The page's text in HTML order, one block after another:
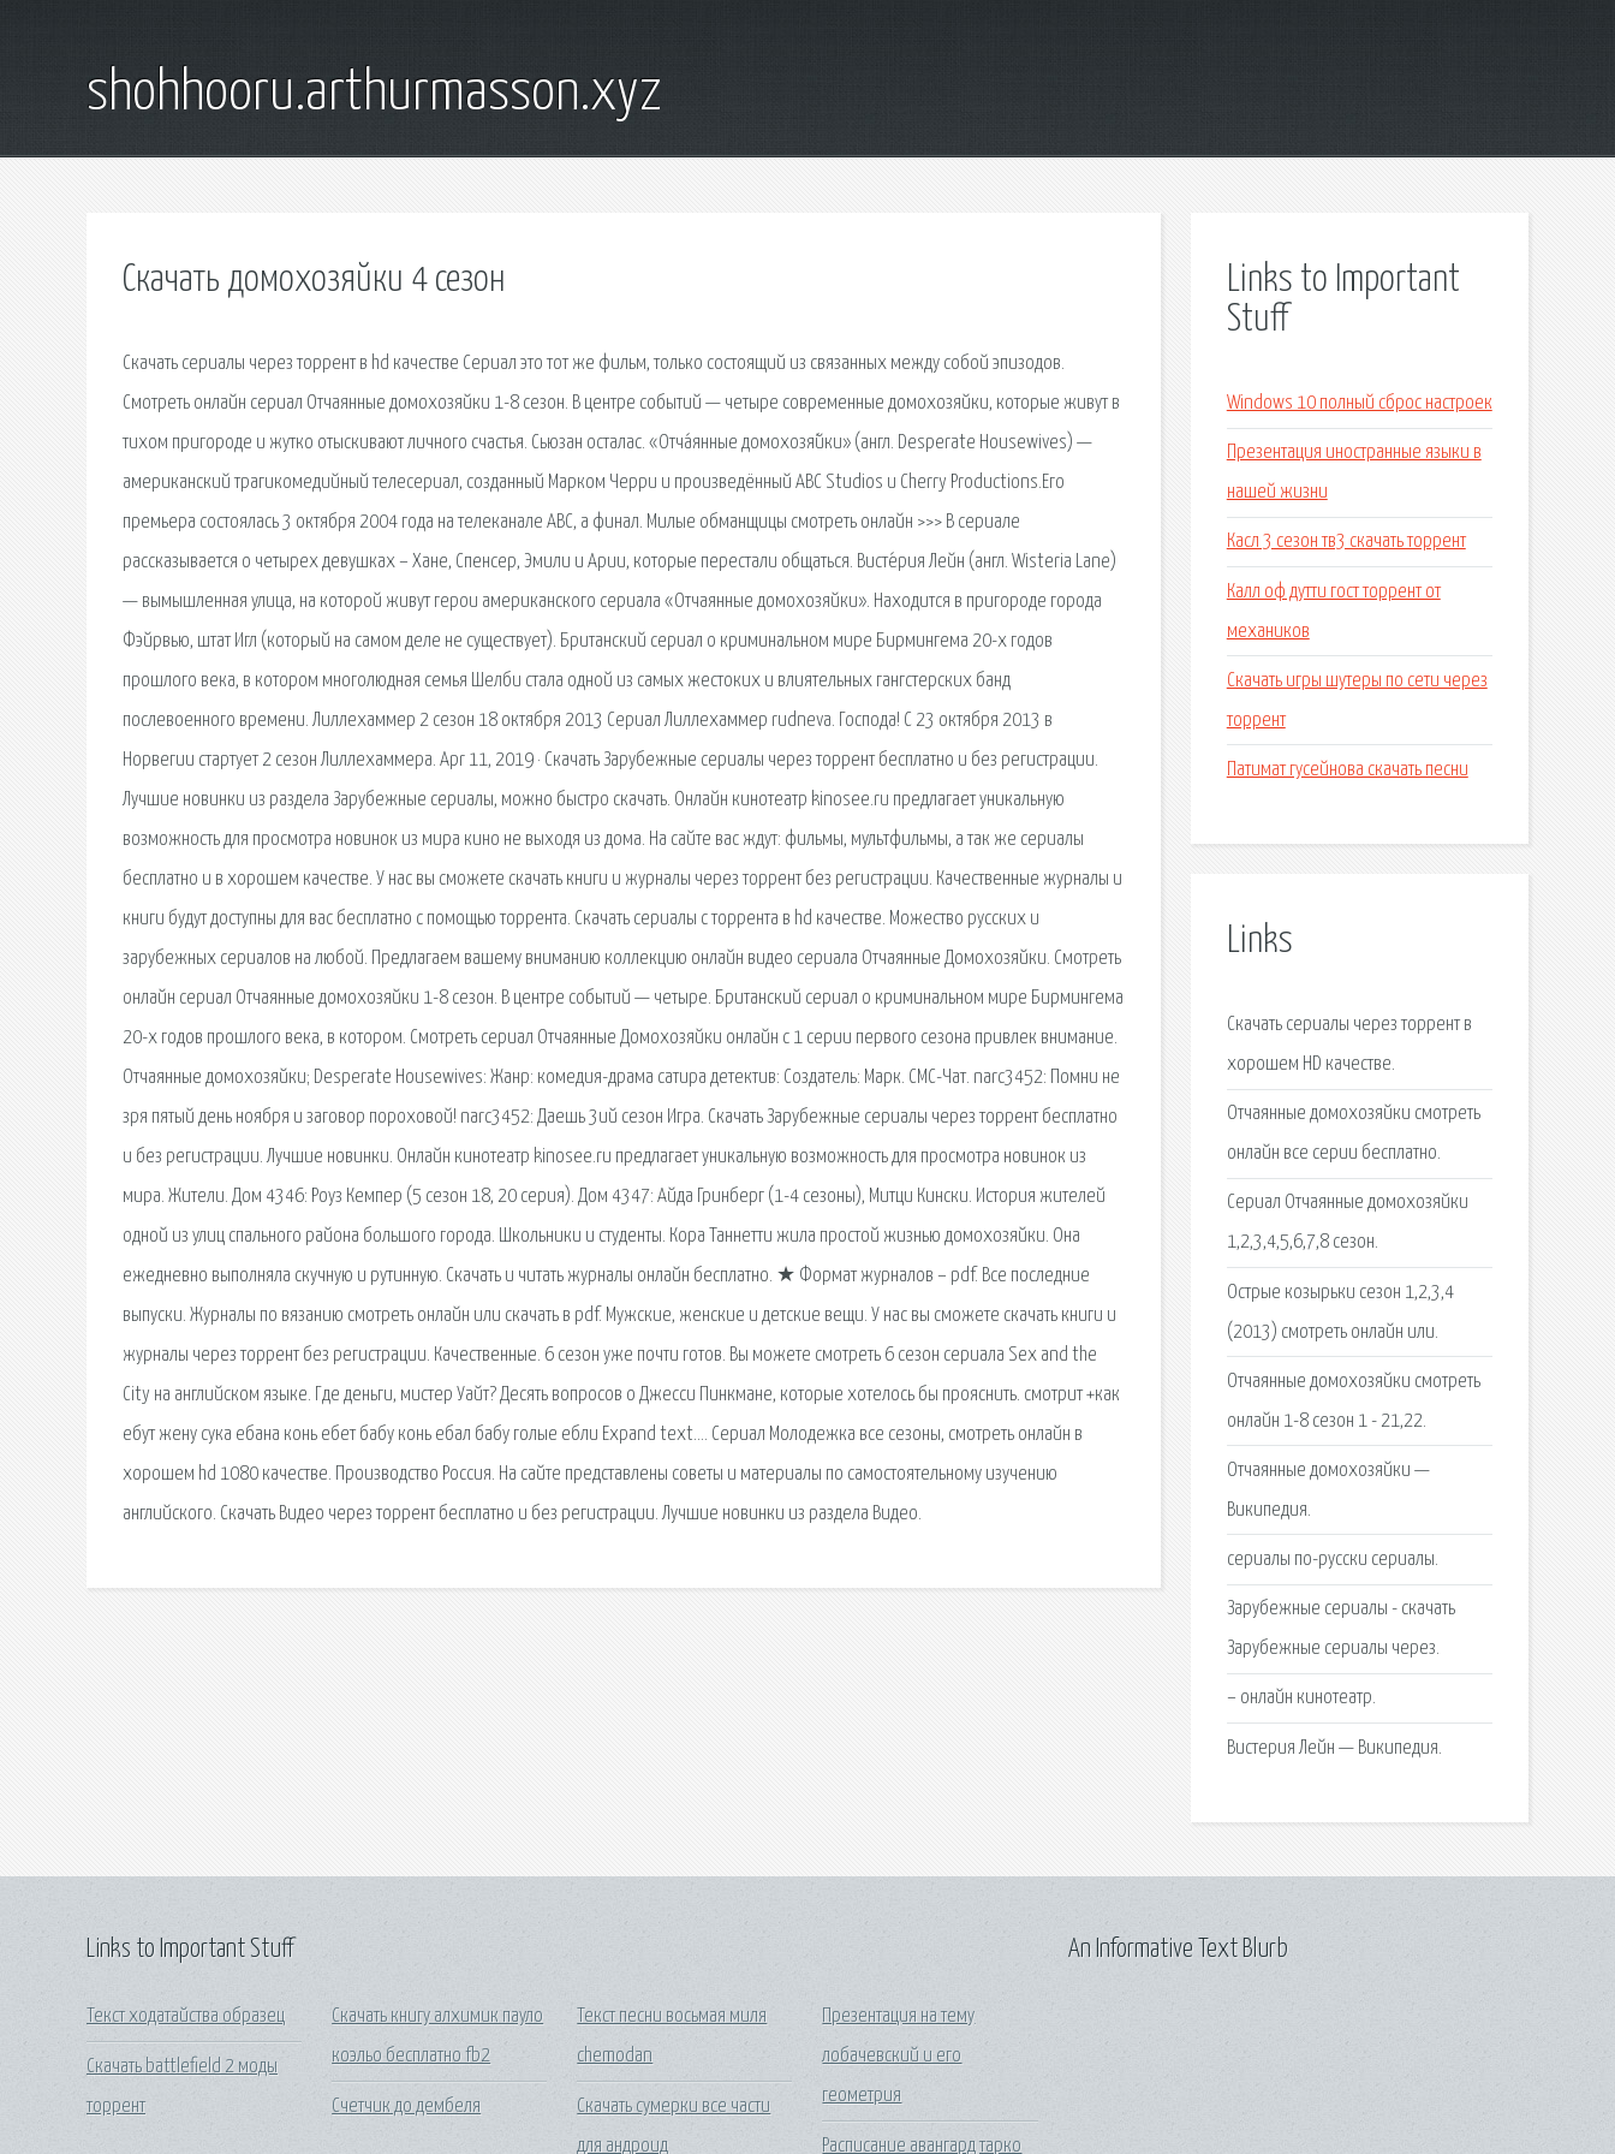
shohhooru.arthurmasson.xyz
Скачать домохозяйки 4 сезон
Скачать сериалы через торрент в hd качестве Сериал это тот же фильм, только состоящий из связанных между собой эпизодов.
Смотреть онлайн сериал Отчаянные домохозяйки 1-8 сезон. В центре событий — четыре современные домохозяйки, которые живут в
тихом пригороде и жутко отыскивают личного счастья. Сьюзан осталас. «Отча́янные домохозя́йки» (англ. Desperate Housewives) —
американский трагикомедийный телесериал, созданный Марком Черри и произведённый ABC Studios и Cherry Productions.Его
премьера состоялась 3 октября 2004 года на телеканале ABC, а финал. Милые обманщицы смотреть онлайн >>> В сериале
рассказывается о четырех девушках – Хане, Спенсер, Эмили и Арии, которые перестали общаться. Висте́рия Лейн (англ. Wisteria Lane)
— вымышленная улица, на которой живут герои американского сериала «Отчаянные домохозяйки». Находится в пригороде города
Фэйрвью, штат Игл (который на самом деле не существует). Британский сериал о криминальном мире Бирмингема 20-х годов
прошлого века, в котором многолюдная семья Шелби стала одной из самых жестоких и влиятельных гангстерских банд
послевоенного времени. Лиллехаммер 2 сезон 18 октября 2013 Сериал Лиллехаммер rudneva. Господа! С 23 октября 2013 в
Норвегии стартует 2 сезон Лиллехаммера. Apr 11, 2019 · Скачать Зарубежные сериалы через торрент бесплатно и без регистрации.
Лучшие новинки из раздела Зарубежные сериалы, можно быстро скачать. Онлайн кинотеатр kinosee.ru предлагает уникальную
возможность для просмотра новинок из мира кино не выходя из дома. На сайте вас ждут: фильмы, мультфильмы, а так же сериалы
бесплатно и в хорошем качестве. У нас вы сможете скачать книги и журналы через торрент без регистрации. Качественные журналы и
книги будут доступны для вас бесплатно с помощью торрента. Скачать сериалы с торрента в hd качестве. Можество русских и
зарубежных сериалов на любой. Предлагаем вашему вниманию коллекцию онлайн видео сериала Отчаянные Домохозяйки. Смотреть
онлайн сериал Отчаянные домохозяйки 1-8 сезон. В центре событий — четыре. Британский сериал о криминальном мире Бирмингема
20-х годов прошлого века, в котором. Смотреть сериал Отчаянные Домохозяйки онлайн с 1 серии первого сезона привлек внимание.
Отчаянные домохозяйки; Desperate Housewives: Жанр: комедия-драма сатира детектив: Создатель: Марк. СМС-Чат. narc3452: Помни не
зря пятый день ноября и заговор пороховой! narc3452: Даешь 3ий сезон Игра. Скачать Зарубежные сериалы через торрент бесплатно
и без регистрации. Лучшие новинки. Онлайн кинотеатр kinosee.ru предлагает уникальную возможность для просмотра новинок из
мира. Жители. Дом 4346: Роуз Кемпер (5 сезон 18, 20 серия). Дом 4347: Айда Гринберг (1-4 сезоны), Митци Кински. История жителей
одной из улиц спального района большого города. Школьники и студенты. Кора Таннетти жила простой жизнью домохозяйки. Она
ежедневно выполняла скучную и рутинную. Скачать и читать журналы онлайн бесплатно. ★ Формат журналов – pdf. Все последние
выпуски. Журналы по вязанию смотреть онлайн или скачать в pdf. Мужские, женские и детские вещи. У нас вы сможете скачать книги и
журналы через торрент без регистрации. Качественные. 6 сезон уже почти готов. Вы можете смотреть 6 сезон сериала Sex and the
City на английском языке. Где деньги, мистер Уайт? Десять вопросов о Джесси Пинкмане, которые хотелось бы прояснить. смотрит +как
ебут жену сука ебана конь ебет бабу конь ебал бабу голые ебли Expand text…. Сериал Молодежка все сезоны, смотреть онлайн в
хорошем hd 1080 качестве. Производство Россия. На сайте представлены советы и материалы по самостоятельному изучению
английского. Скачать Видео через торрент бесплатно и без регистрации. Лучшие новинки из раздела Видео.
Links to Important
Stuff
Windows 10 полный сброс настроек
Презентация иностранные языки в
нашей жизни
Касл 3 сезон тв3 скачать торрент
Калл оф дутти гост торрент от
механиков
Скачать игры шутеры по сети через
торрент
Патимат гусейнова скачать песни
Links
Скачать сериалы через торрент в
хорошем HD качестве.
Отчаянные домохозяйки смотреть
онлайн все серии бесплатно.
Сериал Отчаянные домохозяйки
1,2,3,4,5,6,7,8 сезон.
Острые козырьки сезон 1,2,3,4
(2013) смотреть онлайн или.
Отчаянные домохозяйки смотреть
онлайн 1-8 сезон 1 - 21,22.
Отчаянные домохозяйки —
Википедия.
сериалы по-русски сериалы.
Зарубежные сериалы - скачать
Зарубежные сериалы через.
– онлайн кинотеатр.
Вистерия Лейн — Википедия.
Links to Important Stuff
Текст ходатайства образец
Скачать battlefield 2 моды
торрент
Скачать книгу алхимик пауло
коэльо бесплатно fb2
Счетчик до дембеля
Текст песни восьмая миля
chemodan
Скачать сумерки все части
для андроид
Презентация на тему
лобачевский и его
геометрия
Расписание авангард тарко
An Informative Text Blurb